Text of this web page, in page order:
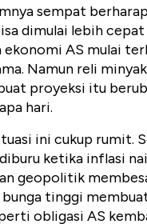
sempat
dimulai lebih
ekonomi AS mulai
Namun reli
proyeksi itu
hari.
ini cukup rumit.
ketika inflasi
geopolitik
bunga tinggi
obligasi AS